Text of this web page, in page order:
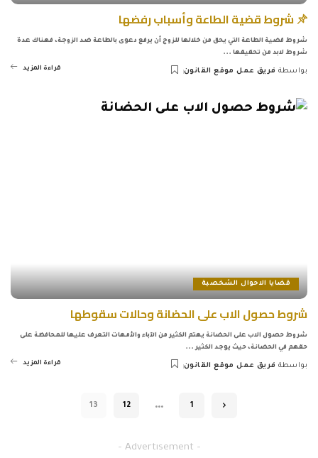
شروط قضية الطاعة وأسباب رفضها
شروط قضية الطاعة التي يحق من خلالها للزوج أن يرفع دعوى بالطاعة ضد الزوجة، فهناك عدة
شروط لابد من تحقيقها ...
بواسطة فريق عمل موقع القانون قراءة المزيد
قضايا الاحوال الشخصية
شروط حصول الاب على الحضانة وحالات سقوطها
شروط حصول الاب على الحضانة يهتم الكثير من الآباء والأمهات التعرف عليها للمحافظة على
حقهم في الحضانة، حيث يوجد الكثير ...
Posted
بواسطة فريق عمل موقع القانون قراءة المزيد
1
…
12
13
– Advertisement –